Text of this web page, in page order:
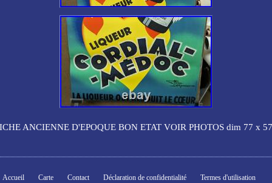
ANCIENNE D'EPOQUE BON ETAT VOIR PHOTOS dim 77 x
Accueil Carte Contact Déclaration de confidentialité Termes d'utilisation